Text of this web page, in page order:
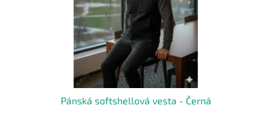
Pánská softshellová vesta - Černá